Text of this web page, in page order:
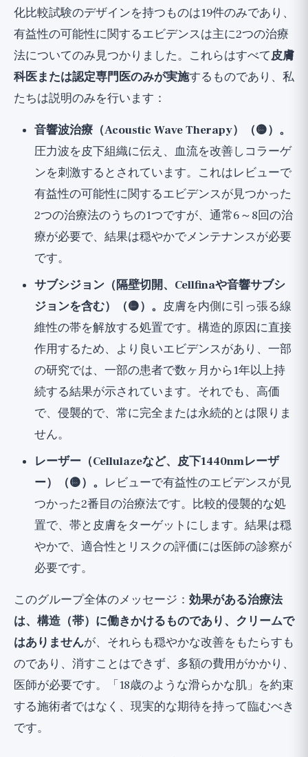
化比較試験のデザインを持つものは19件のみであり、
有益性の可能性に関するエビデンスは主に2つの治療
法についてのみ見つかりました。これらはすべて皮膚
科医または認定専門医のみが実施するものであり、私
たちは説明のみを行います：
音響波治療（Acoustic Wave Therapy）（🟡）。
圧力波を皮下組織に伝え、血流を改善しコラーゲ
ンを刺激するとされています。これはレビューで
有益性の可能性に関するエビデンスが見つかった
2つの治療法のうちの1つですが、通常6～8回の治
療が必要で、結果は穏やかでメンテナンスが必要
です。
サブシジョン（隔壁切開、Cellfinaや音響サブシ
ジョンを含む）（🟡）。 皮膚を内側に引っ張る線
維性の帯を解放する処置です。構造的原因に直接
作用するため、より良いエビデンスがあり、一部
の研究では、一部の患者で数ヶ月から1年以上持
続する結果が示されています。それでも、高価
で、侵襲的で、常に完全または永続的とは限りま
せん。
レーザー（Cellulazeなど、皮下1440nmレーザ
ー）（🟡）。 レビューで有益性のエビデンスが見
つかった2番目の治療法です。比較的侵襲的な処
置で、帯と皮膚をターゲットにします。結果は穏
やかで、適合性とリスクの評価には医師の診察が
必要です。
このグループ全体のメッセージ： 効果がある治療法
は、構造（帯）に働きかけるものであり、クリームで
はありませんが、それらも穏やかな改善をもたらすも
のであり、消すことはできず、多額の費用がかかり、
医師が必要です。「18歳のような滑らかな肌」を約束
する施術者ではなく、現実的な期待を持って臨むべき
です。